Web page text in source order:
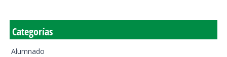
Categorías
Alumnado